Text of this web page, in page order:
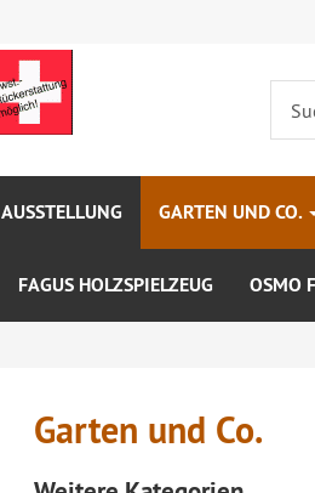
AUSSTELLUNG GARTEN UND CO.
FAGUS HOLZSPIELZEUG OSMO
Garten und Co.